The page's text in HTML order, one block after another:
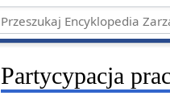
Partycypacja